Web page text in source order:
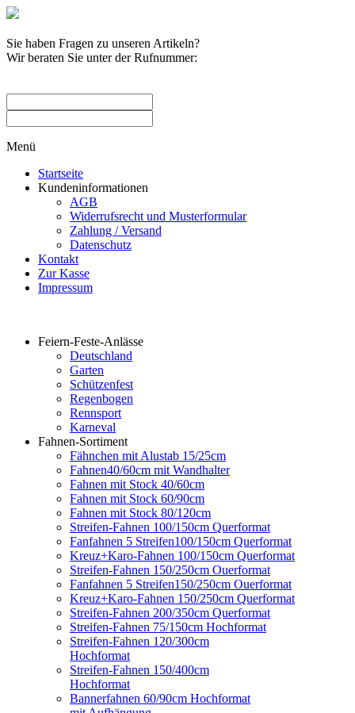
Sie haben Fragen zu unseren Artikeln?
Wir beraten Sie unter der Rufnummer:
Menü
Startseite
Kundeninformationen
AGB
Widerrufsrecht und Musterformular
Zahlung / Versand
Datenschutz
Kontakt
Zur Kasse
Impressum
Feiern-Feste-Anlässe
Deutschland
Garten
Schützenfest
Regenbogen
Rennsport
Karneval
Fahnen-Sortiment
Fähnchen mit Alustab 15/25cm
Fahnen40/60cm mit Wandhalter
Fahnen mit Stock 40/60cm
Fahnen mit Stock 60/90cm
Fahnen mit Stock 80/120cm
Streifen-Fahnen 100/150cm Querformat
Fanfahnen 5 Streifen100/150cm Querformat
Kreuz+Karo-Fahnen 100/150cm Querformat
Streifen-Fahnen 150/250cm Ouerformat
Fanfahnen 5 Streifen150/250cm Ouerformat
Kreuz+Karo-Fahnen 150/250cm Querformat
Streifen-Fahnen 200/350cm Querformat
Streifen-Fahnen 75/150cm Hochformat
Streifen-Fahnen 120/300cm
Hochformat
Streifen-Fahnen 150/400cm
Hochformat
Bannerfahnen 60/90cm Hochformat